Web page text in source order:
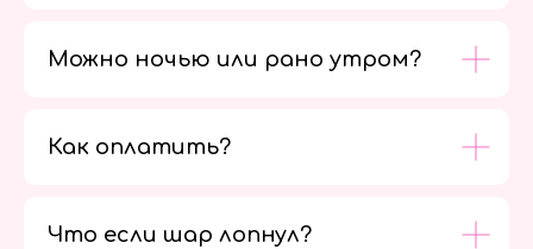
Можно ночью или рано утром?
Как оплатить?
Что если шар лопнул?